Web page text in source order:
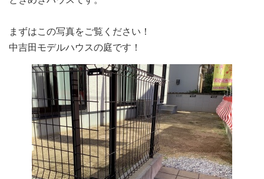
まずはこの写真をご覧ください！
中吉田モデルハウスの庭です！